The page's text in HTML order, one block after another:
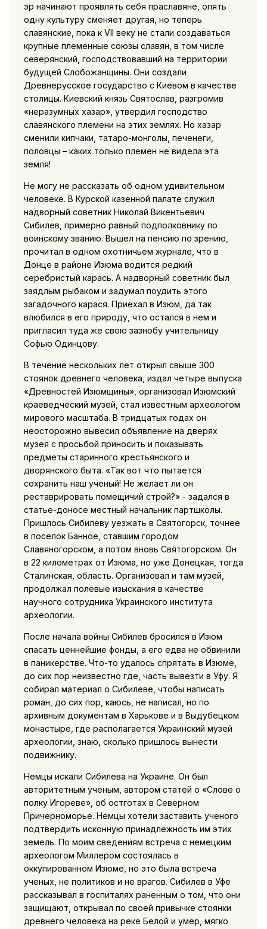
эр начинают проявлять себя праславяне, опять
одну культуру сменяет другая, но теперь
славянские, пока к VII веку не стали создаваться
крупные племенные союзы славян, в том числе
северянский, господствовавший на территории
будущей Слобожанщины. Они создали
Древнерусское государство с Киевом в качестве
столицы. Киевский князь Святослав, разгромив
«неразумных хазар», утвердил господство
славянского племени на этих землях. Но хазар
сменили кипчаки, татаро-монголы, печенеги,
половцы – каких только племен не видела эта
земля!
Не могу не рассказать об одном удивительном
человеке. В Курской казенной палате служил
надворный советник Николай Викентьевич
Сибилев, примерно равный подполковнику по
воинскому званию. Вышел на пенсию по зрению,
прочитал в одном охотничьем журнале, что в
Донце в районе Изюма водится редкий
серебристый карась. А надворный советник был
заядлым рыбаком и задумал поудить этого
загадочного карася. Приехал в Изюм, да так
влюбился в его природу, что остался в нем и
пригласил туда же свою зазнобу учительницу
Софью Одинцову.
В течение нескольких лет открыл свыше 300
стоянок древнего человека, издал четыре выпуска
«Древностей Изюмщины», организовал Изюмский
краеведческий музей, стал известным археологом
мирового масштаба. В тридцатых годах он
неосторожно вывесил объявление на дверях
музея с просьбой приносить и показывать
предметы старинного крестьянского и
дворянского быта. «Так вот что пытается
сохранить наш ученый! Не желает ли он
реставрировать помещичий строй?» - задался в
статье-доносе местный начальник партшколы.
Пришлось Сибилеву уезжать в Святогорск, точнее
в поселок Банное, ставшим городом
Славяногорском, а потом вновь Святогорском. Он
в 22 километрах от Изюма, но уже Донецкая, тогда
Сталинская, область. Организовал и там музей,
продолжал полевые изыскания в качестве
научного сотрудника Украинского института
археологии.
После начала войны Сибилев бросился в Изюм
спасать ценнейшие фонды, а его едва не обвинили
в паникерстве. Что-то удалось спрятать в Изюме,
до сих пор неизвестно где, часть вывезти в Уфу. Я
собирал материал о Сибилеве, чтобы написать
роман, до сих пор, каюсь, не написал, но по
архивным документам в Харькове и в Выдубецком
монастыре, где располагается Украинский музей
археологии, знаю, сколько пришлось вынести
подвижнику.
Немцы искали Сибилева на Украине. Он был
авторитетным ученым, автором статей о «Слове о
полку Игореве», об остготах в Северном
Причерноморье. Немцы хотели заставить ученого
подтвердить исконную принадлежность им этих
земель. По моим сведениям встреча с немецким
археологом Миллером состоялась в
оккупированном Изюме, но это была встреча
ученых, не политиков и не врагов. Сибилев в Уфе
рассказывал в госпиталях раненным о том, что они
защищают, открывал по своей привычке стоянки
древнего человека на реке Белой и умер, мягко